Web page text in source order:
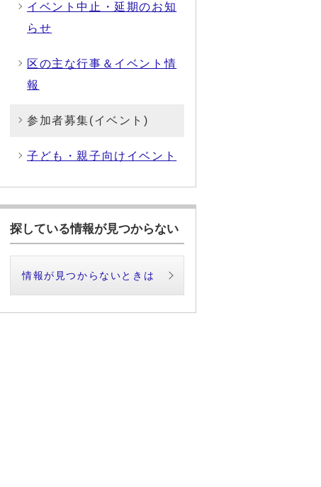
イベント中止・延期のお知
らせ
区の主な行事＆イベント情
報
参加者募集(イベント)
子ども・親子向けイベント
探している情報が見つからない
情報が見つからないときは